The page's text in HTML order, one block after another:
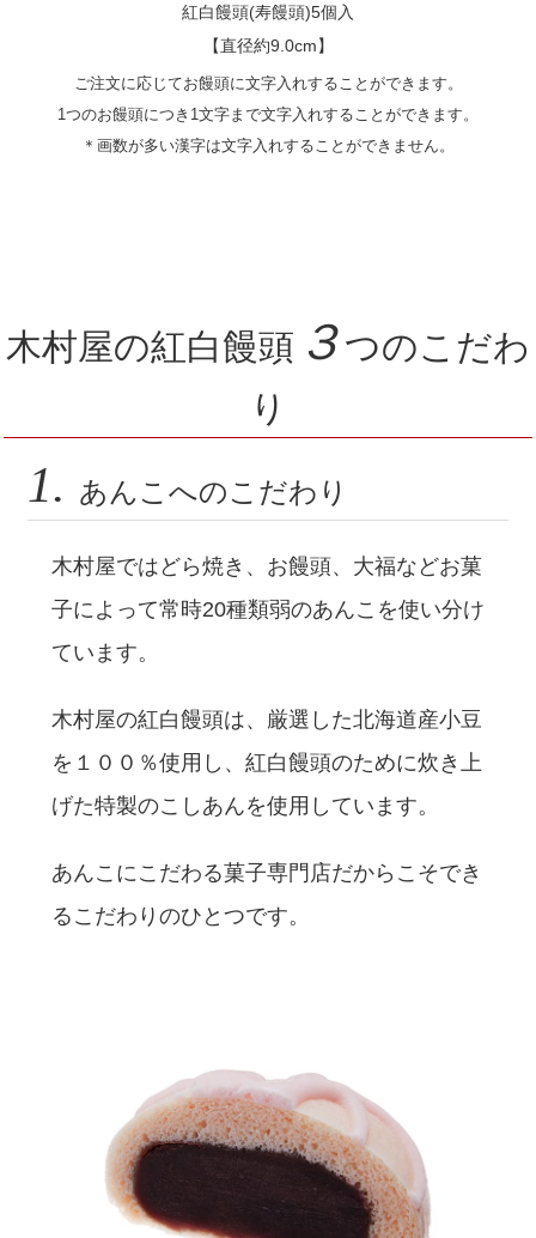
紅白饅頭(寿饅頭)5個入
【直径約9.0cm】
ご注文に応じてお饅頭に文字入れすることができます。
1つのお饅頭につき1文字まで文字入れすることができます。
＊画数が多い漢字は文字入れすることができません。
木村屋の紅白饅頭 ３つのこだわ
り
1. あんこへのこだわり
木村屋ではどら焼き、お饅頭、大福などお菓
子によって常時20種類弱のあんこを使い分け
ています。
木村屋の紅白饅頭は、厳選した北海道産小豆
を１００％使用し、紅白饅頭のために炊き上
げた特製のこしあんを使用しています。
あんこにこだわる菓子専門店だからこそでき
るこだわりのひとつです。